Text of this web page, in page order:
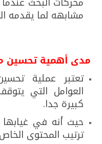
مشابهه لما يقدمه
مدى أهمية تحسين
تعتبر عملية
العوامل التي
كبيرة جدا.
حيث أنه في
ترتيب المحتوى